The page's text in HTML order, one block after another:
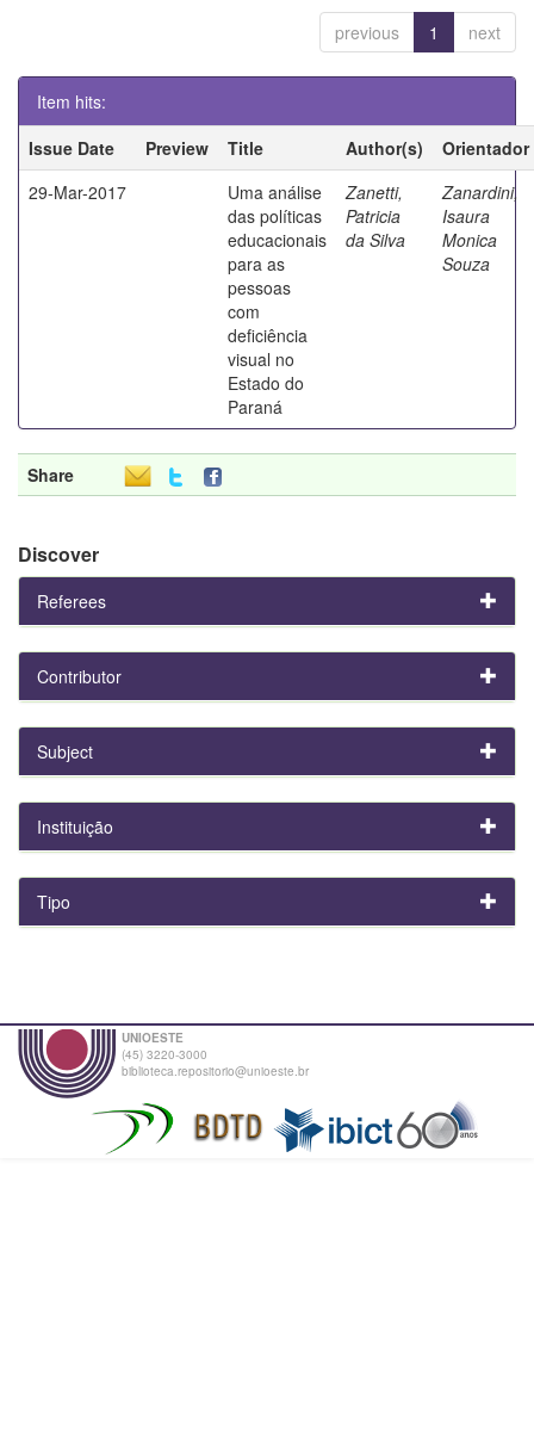
previous 1 next
Item hits:
Issue Date
Preview Title Author(s)
Orientador
29-Mar-2017
Uma análise
das políticas
educacionais
para as
pessoas
com
deficiência
visual no
Estado do
Paraná
Zanetti,
Patricia
da Silva
Zanardini,
Isaura
Monica
Souza
Share
Discover
Referees
Contributor
Subject
Instituição
Tipo
UNIOESTE
(45) 3220-3000
biblioteca.repositorio@unioeste.br